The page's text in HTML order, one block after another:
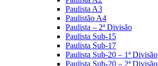
Paulista A3
Paulistão A4
Paulista – 2ª Divisão
Paulista Sub-15
Paulista Sub-17
Paulista Sub-20 – 1ª Divisão
Paulista Sub-20 – 2ª Divisão